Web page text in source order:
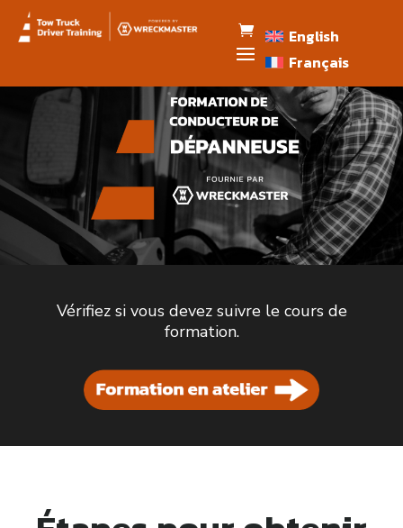
English
Français
Vérifiez si vous devez suivre le cours de
formation.